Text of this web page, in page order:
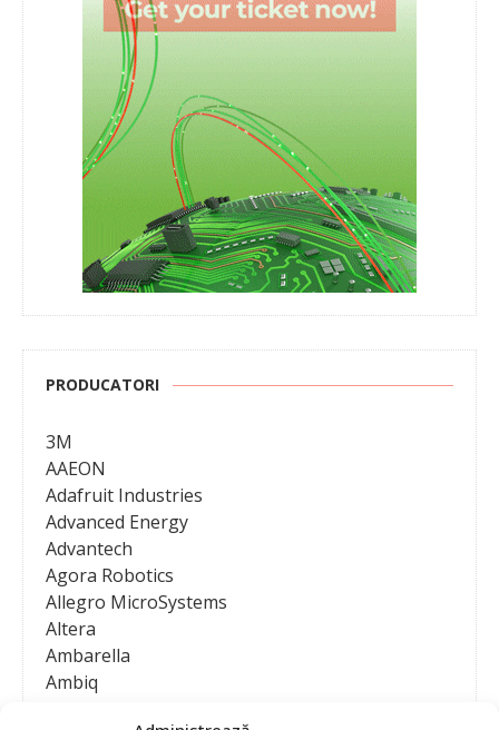
PRODUCATORI
3M
AAEON
Adafruit Industries
Advanced Energy
Advantech
Agora Robotics
Allegro MicroSystems
Altera
Ambarella
Ambiq